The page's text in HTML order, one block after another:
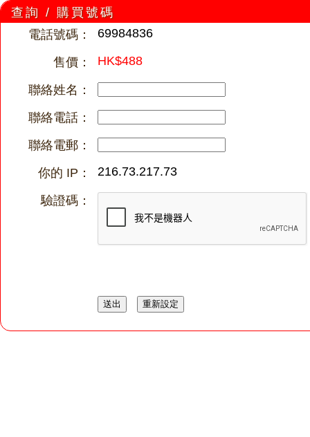
查詢 / 購買號碼
電話號碼：
69984836
售價： HK$488
聯絡姓名：
聯絡電話：
聯絡電郵：
你的 IP：
216.73.217.73
驗證碼：